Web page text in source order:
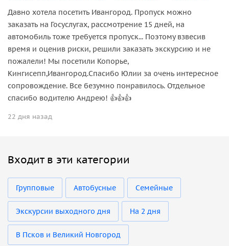
Давно хотела посетить Ивангород. Пропуск можно
заказать на Госуслугах, рассмотрение 15 дней, на
автомобиль тоже требуется пропуск... Поэтому взвесив
время и оценив риски, решили заказать экскурсию и не
пожалели! Мы посетили Копорье,
Кингисепп,Ивангород.Спасибо Юлии за очень интересное
сопровождение. Все безумно понравилось. Отдельное
спасибо водителю Андрею! 👍👍👍
22 дня назад
Входит в эти категории
Групповые Автобусные Семейные
Экскурсии выходного дня На 2 дня
В Псков и Великий Новгород